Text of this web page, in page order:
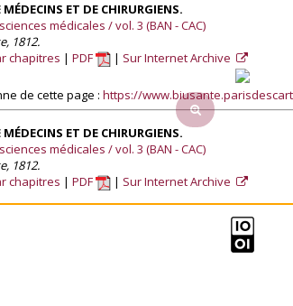
ET DE CHIRURGIENS.
médicales / vol. 3 (BAN - CAC)
1812.
chapitres PDF Sur Internet Archive
de cette page : https://
ET DE CHIRURGIENS.
médicales / vol. 3 (BAN - CAC)
1812.
chapitres PDF Sur Internet Archive